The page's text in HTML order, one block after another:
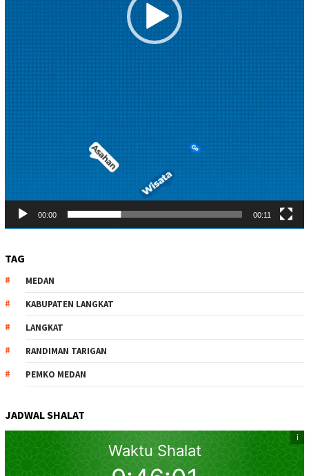
00:00 00:11
TAG
MEDAN
KABUPATEN LANGKAT
LANGKAT
RANDIMAN TARIGAN
PEMKO MEDAN
JADWAL SHALAT